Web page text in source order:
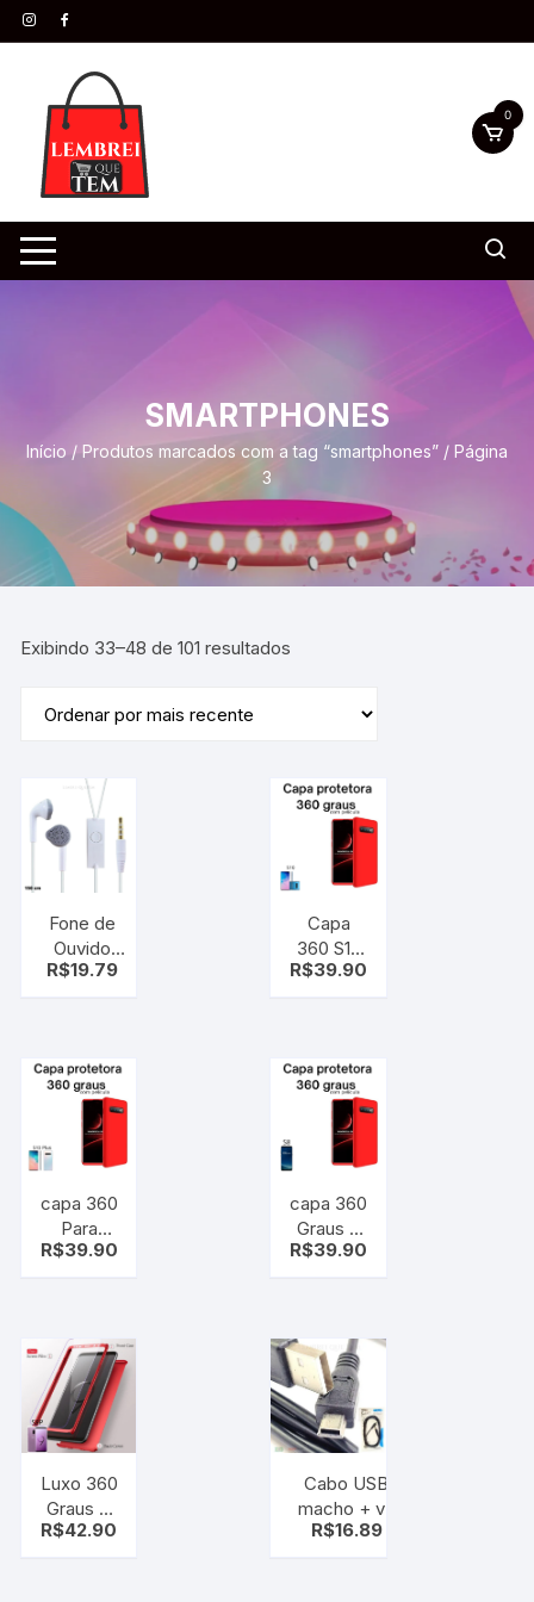
0
SMARTPHONES
Início / Produtos marcados com a tag “smartphones”/ Página
3
Exibindo 33–48 de 101 resultados
Fone de
Ouvido
Com
R$19.79
Capa
360 S10
Samsung
R$39.90
capa 360
Para
Samsung
de
Choque
R$39.90
capa 360
Graus À
Prova de
Galaxy
S8
R$39.90
Luxo 360
Graus À
Prova de
R$42.90
Cabo USB
macho + v3
p/
R$16.89